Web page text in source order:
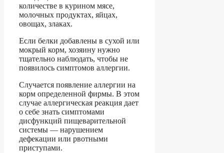
количестве в курином мясе,
молочных продуктах, яйцах,
овощах, злаках.
Если белки добавлены в сухой или
мокрый корм, хозяину нужно
тщательно наблюдать, чтобы не
появилось симптомов аллергии.
Случается появление аллергии на
корм определенной фирмы. В этом
случае аллергическая реакция дает
о себе знать симптомами
дисфункций пищеварительной
системы — нарушением
дефекации или рвотными
приступами.